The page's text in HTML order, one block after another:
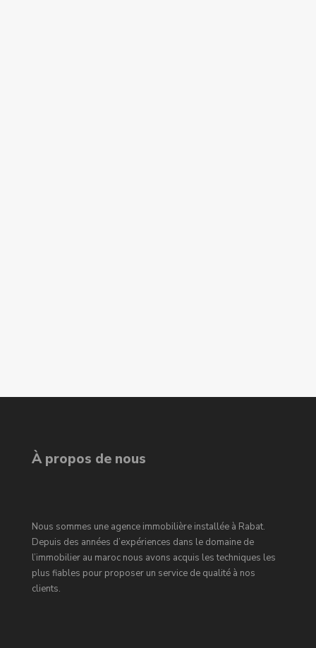
À propos de nous
Nous sommes une agence immobilière installée à Rabat.
Depuis des années d’expériences dans le domaine de
l’immobilier au maroc nous avons acquis les techniques les
plus fiables pour proposer un service de qualité à nos
clients.